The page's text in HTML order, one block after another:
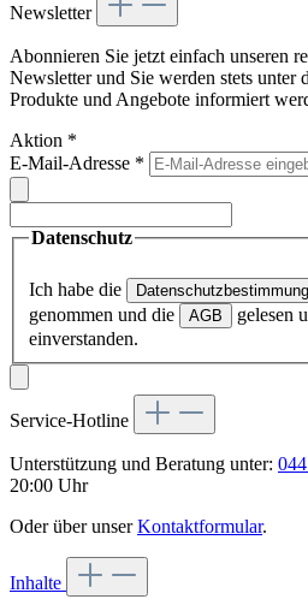
Newsletter
Abonnieren Sie jetzt einfach unseren
Newsletter und Sie werden stets unter
Produkte und Angebote informiert
Aktion *
E-Mail-Adresse *
Datenschutz
Ich habe die
genommen und die
AGB
gelesen
einverstanden.
Service-Hotline
Unterstützung und Beratung unter:
20:00 Uhr
Oder über unserKontaktformular.
Inhalte